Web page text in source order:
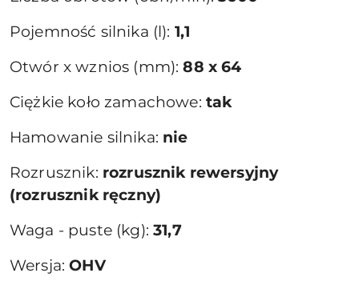
Pojemność silnika (l): 1,1
Otwór x wznios (mm):88 x 64
Ciężkie koło zamachowe: tak
Hamowanie silnika: nie
Rozrusznik: rozrusznik rewersyjny
(rozrusznik ręczny)
Waga - puste (kg):31,7
Wersja:OHV